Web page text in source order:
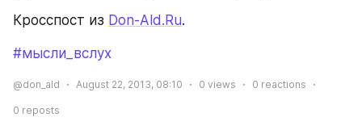
Кросспост из Don-Ald.Ru.
#мысли_вслух
@don_ald August 22, 2013, 08:10 0 views 0 reactions
0 reposts